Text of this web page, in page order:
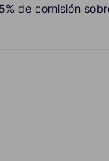
de comisión